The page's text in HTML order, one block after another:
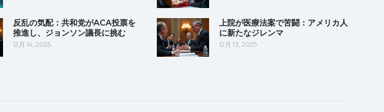
反乱の気配：共和党がACA投票を
推進し、ジョンソン議長に挑む
12月 14, 2025
上院が医療法案で苦闘：アメリカ人
に新たなジレンマ
12月 13, 2025